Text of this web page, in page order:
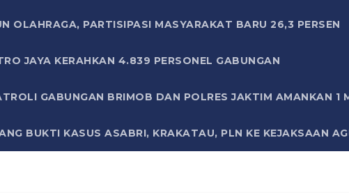
OLAHRAGA, PARTISIPASI MASYARAKAT BARU 26,3 PERSEN
JAYA KERAHKAN 4.839 PERSONEL GABUNGAN
GABUNGAN BRIMOB DAN POLRES JAKTIM AMANKAN 1
BUKTI KASUS ASABRI, KRAKATAU, PLN KE KEJAKSAAN